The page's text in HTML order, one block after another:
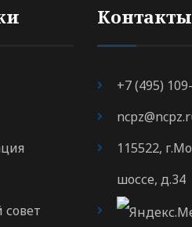
Контакты
+7 (495)
115522,
шоссе, д.34